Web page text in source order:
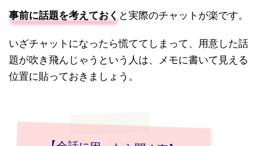
事前に話題を考えておく と実際のチャットが楽です。
いざチャットになったら慌ててしまって、用意した話
題が吹き飛んじゃうという人は、メモに書いて見える
位置に貼っておきましょう。